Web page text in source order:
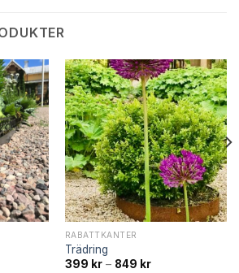
RABATTKANTER
Trädring
399 kr – 849 krPrisintervall: